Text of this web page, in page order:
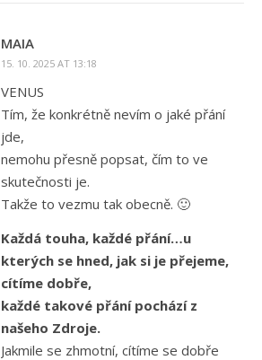
MAIA
15. 10. 2025 AT 13:18
VENUS
Tím, že konkrétně nevím o jaké přání
jde,
nemohu přesně popsat, čím to ve
skutečnosti je.
Takže to vezmu tak obecně. 🙂
Každá touha, každé přání…u
kterých se hned, jak si je přejeme,
cítíme dobře,
každé takové přání pochází z
našeho Zdroje.
Jakmile se zhmotní, cítíme se dobře